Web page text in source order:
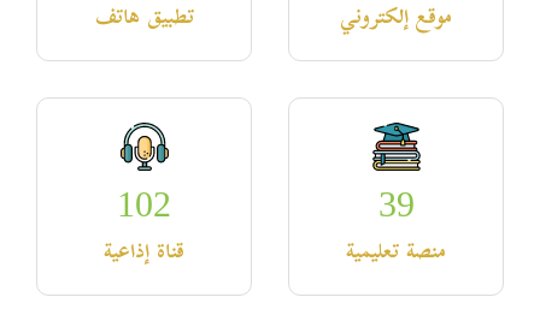
موقع إلكتروني تطبيق هاتف
39
منصة تعليمية
102
قناة إذاعية